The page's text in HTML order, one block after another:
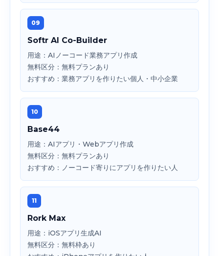
09
Softr AI Co-Builder
用途：AIノーコード業務アプリ作成
無料区分：無料プランあり
おすすめ：業務アプリを作りたい個人・中小企業
10
Base44
用途：AIアプリ・Webアプリ作成
無料区分：無料プランあり
おすすめ：ノーコード寄りにアプリを作りたい人
11
Rork Max
用途：iOSアプリ生成AI
無料区分：無料枠あり